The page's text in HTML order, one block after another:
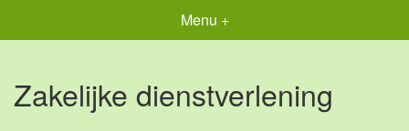
Menu +
Zakelijke dienstverlening